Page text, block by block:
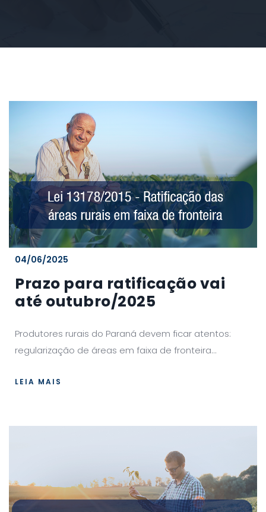
04/06/2025
Prazo para ratificação vai
até outubro/2025
Produtores rurais do Paraná devem ficar atentos:
regularização de áreas em faixa de fronteira...
LEIA MAIS